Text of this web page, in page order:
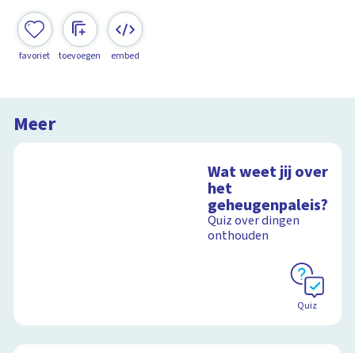
favoriet toevoegen embed
Meer
Wat weet jij over
het
geheugenpaleis?
Quiz over dingen
onthouden
Quiz